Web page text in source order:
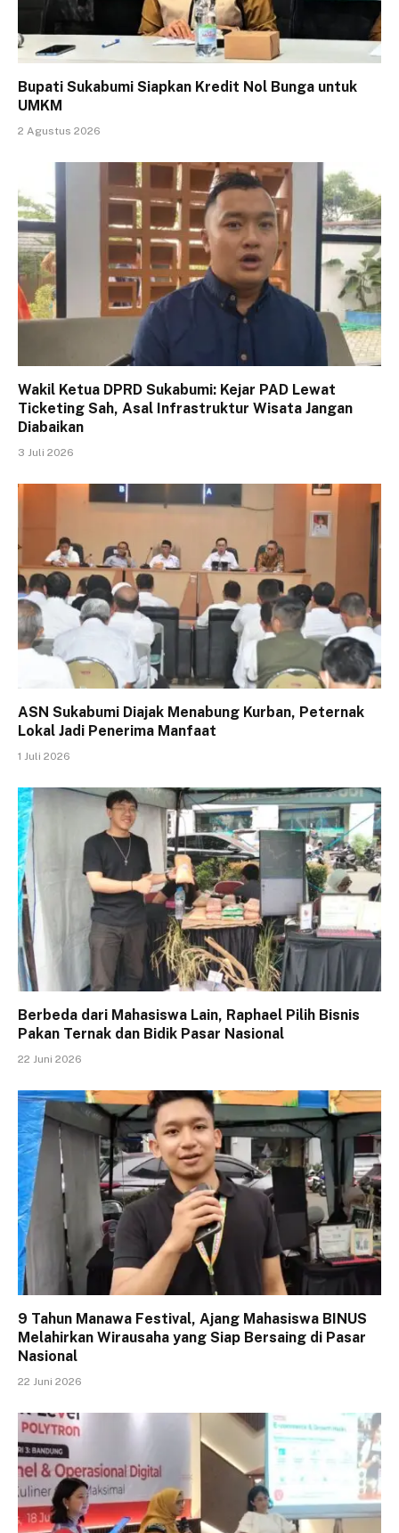
Bupati Sukabumi Siapkan Kredit Nol Bunga untuk
UMKM
2 Agustus 2026
Wakil Ketua DPRD Sukabumi: Kejar PAD Lewat
Ticketing Sah, Asal Infrastruktur Wisata Jangan
Diabaikan
3 Juli 2026
ASN Sukabumi Diajak Menabung Kurban, Peternak
Lokal Jadi Penerima Manfaat
1 Juli 2026
Berbeda dari Mahasiswa Lain, Raphael Pilih Bisnis
Pakan Ternak dan Bidik Pasar Nasional
22 Juni 2026
9 Tahun Manawa Festival, Ajang Mahasiswa BINUS
Melahirkan Wirausaha yang Siap Bersaing di Pasar
Nasional
22 Juni 2026